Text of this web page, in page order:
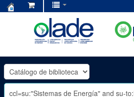
OLADE
-